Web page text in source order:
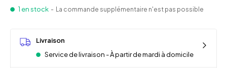
1 en stock - La commande supplémentaire n'est pas possible
Livraison
Service de livraison - À partir de mardi à domicile